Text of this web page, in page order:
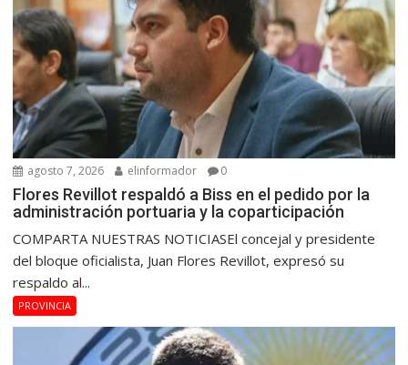
agosto 7, 2026 elinformador 0
Flores Revillot respaldó a Biss en el pedido por la
administración portuaria y la coparticipación
COMPARTA NUESTRAS NOTICIASEl concejal y presidente
del bloque oficialista, Juan Flores Revillot, expresó su
respaldo al...
PROVINCIA